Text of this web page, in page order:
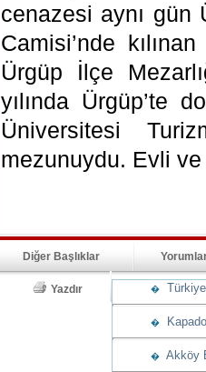
cenazesi aynı gün
Camisi’nde
Ürgüp İlçe
yılında Ürgüp’te
Üniversitesi
mezunuydu. Evli ve
Diğer Başlıklar
Yazdır �
�
� Akköy